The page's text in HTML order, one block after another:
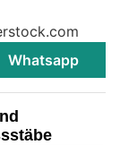
Whatsapp